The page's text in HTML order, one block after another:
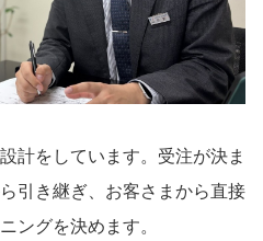
計をしています。受注が決ま
引き継ぎ、お客さまから直接
ングを決めます。